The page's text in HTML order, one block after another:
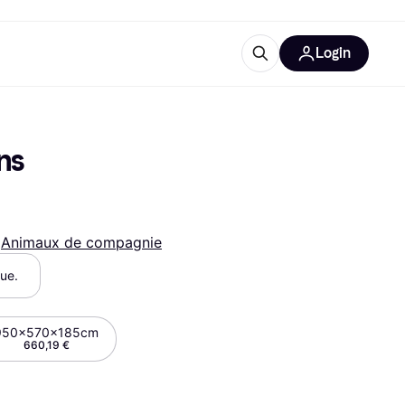
Login
Animaux de compagnie
660,19 €